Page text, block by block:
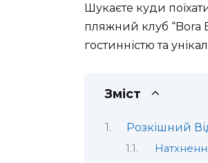
Шукаєте куди
пляжний клуб “Bora
гостинністю та
Зміст
Розкішний